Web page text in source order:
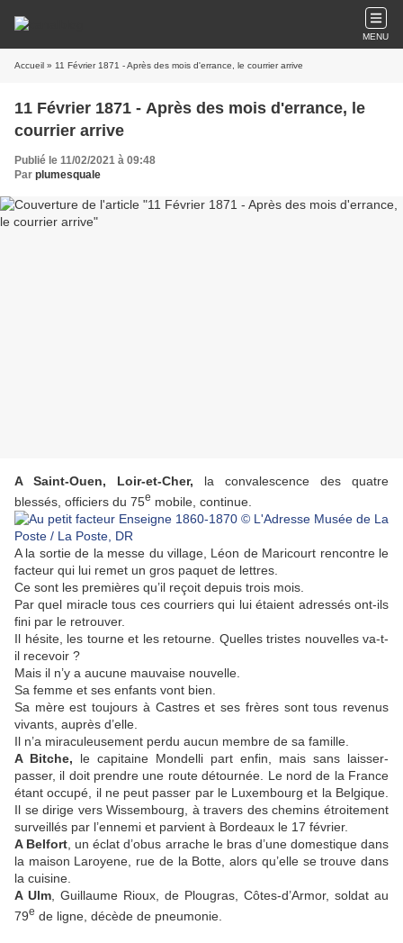
MENU
Accueil » 11 Février 1871 - Après des mois d'errance, le courrier arrive
11 Février 1871 - Après des mois d'errance, le
courrier arrive
Publié le 11/02/2021 à 09:48
Par plumesquale
A Saint-Ouen, Loir-et-Cher, la convalescence des quatre
blessés, officiers du 75e mobile, continue.
A la sortie de la messe du village, Léon de Maricourt rencontre le
facteur qui lui remet un gros paquet de lettres.
Ce sont les premières qu’il reçoit depuis trois mois.
Par quel miracle tous ces courriers qui lui étaient adressés ont-ils
fini par le retrouver.
Il hésite, les tourne et les retourne. Quelles tristes nouvelles va-t-
il recevoir ?
Mais il n’y a aucune mauvaise nouvelle.
Sa femme et ses enfants vont bien.
Sa mère est toujours à Castres et ses frères sont tous revenus
vivants, auprès d’elle.
Il n’a miraculeusement perdu aucun membre de sa famille.
A Bitche, le capitaine Mondelli part enfin, mais sans laisser-
passer, il doit prendre une route détournée. Le nord de la France
étant occupé, il ne peut passer par le Luxembourg et la Belgique.
Il se dirige vers Wissembourg, à travers des chemins étroitement
surveillés par l’ennemi et parvient à Bordeaux le 17 février.
A Belfort , un éclat d’obus arrache le bras d’une domestique dans
la maison Laroyene, rue de la Botte, alors qu’elle se trouve dans
la cuisine.
A Ulm , Guillaume Rioux, de Plougras, Côtes-d’Armor, soldat au
79e de ligne, décède de pneumonie.